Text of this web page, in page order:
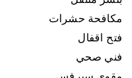
مكافحة حشرات
فتح اقفال
فني صحي